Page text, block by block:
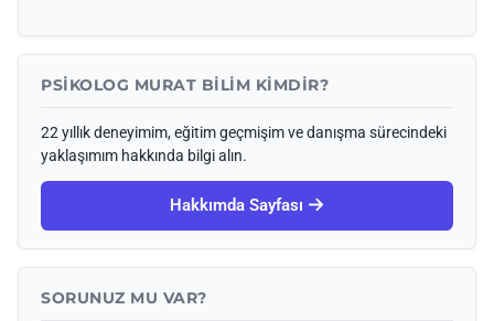
PSIKOLOG MURAT BILIM KIMDIR?
22 yıllık deneyimim, eğitim geçmişim ve danışma sürecindeki
yaklaşımım hakkında bilgi alın.
Hakkımda Sayfası
SORUNUZ MU VAR?